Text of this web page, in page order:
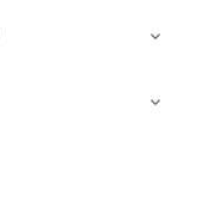

